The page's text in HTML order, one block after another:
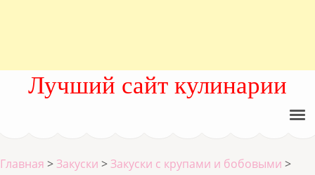
Лучший сайт кулинарии
Главная >Закуски >Закуски с крупами и бобовыми >